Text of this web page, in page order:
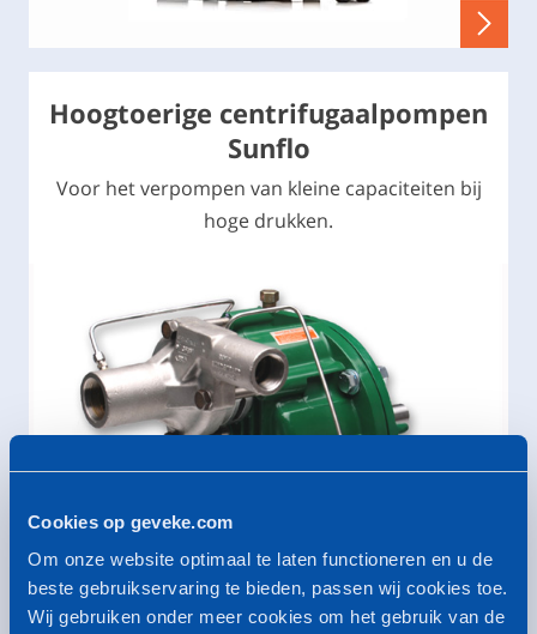
Cookies op geveke.com
Om onze website optimaal te laten functioneren en u de
beste gebruikservaring te bieden, passen wij cookies toe.
Wij gebruiken onder meer cookies om het gebruik van de
Hoogtoerige centrifugaalpompen
Sunflo
Voor het verpompen van kleine capaciteiten bij
hoge drukken.